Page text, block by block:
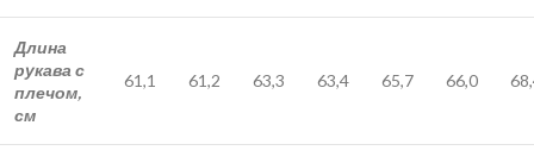
Длина
рукава с
плечом,
см
61,1 61,2 63,3 63,4 65,7 66,0